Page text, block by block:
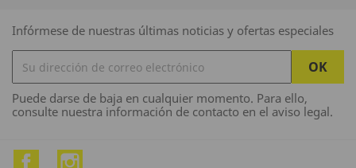
Infórmese de nuestras últimas noticias y ofertas especiales
Puede darse de baja en cualquier momento. Para ello,
consulte nuestra información de contacto en el aviso legal.
Facebook